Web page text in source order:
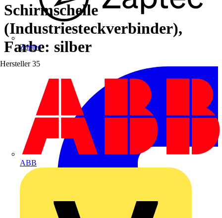
Zaptec
Hersteller 35
ABB
Schirmschelle
(Industriesteckverbinder),
Farbe: silber